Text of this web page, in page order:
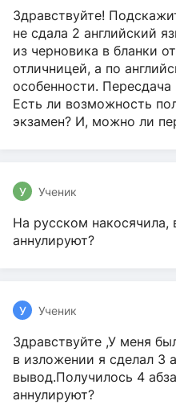
Здравствуйте!
не сдала 2 английский
из черновика в бланки
отличницей, а по
особенности.
Есть ли возможность
экзамен? И, можно ли
У Ученик
На русском накосячила,
аннулируют?
У Ученик
Здравствуйте ,У меня
в изложении я сделал 3
вывод.Получилось 4
аннулируют?